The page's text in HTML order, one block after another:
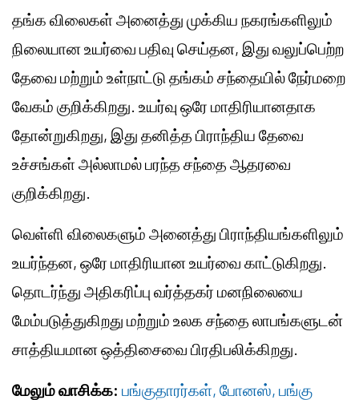
தங்க விலைகள் அனைத்து முக்கிய நகரங்களிலும்
நிலையான உயர்வை பதிவு செய்தன, இது வலுப்பெற்ற
தேவை மற்றும் உள்நாட்டு தங்கம் சந்தையில் நேர்மறை
வேகம் குறிக்கிறது. உயர்வு ஒரே மாதிரியானதாக
தோன்றுகிறது, இது தனித்த பிராந்திய தேவை
உச்சங்கள் அல்லாமல் பரந்த சந்தை ஆதரவை
குறிக்கிறது.
வெள்ளி விலைகளும் அனைத்து பிராந்தியங்களிலும்
உயர்ந்தன, ஒரே மாதிரியான உயர்வை காட்டுகிறது.
தொடர்ந்து அதிகரிப்பு வர்த்தகர் மனநிலையை
மேம்படுத்துகிறது மற்றும் உலக சந்தை லாபங்களுடன்
சாத்தியமான ஒத்திசைவை பிரதிபலிக்கிறது.
மேலும் வாசிக்க: பங்குதாரர்கள், போனஸ், பங்கு